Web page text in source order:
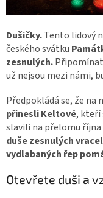
Dušičky.Tento lidový
českého svátku
zesnulých.
už nejsou mezi námi,
Předpokládá se, že na
přinesli Keltové, kteří
slavili na přelomu
duše zesnulých
vydlabaných řep
Otevřete duši a